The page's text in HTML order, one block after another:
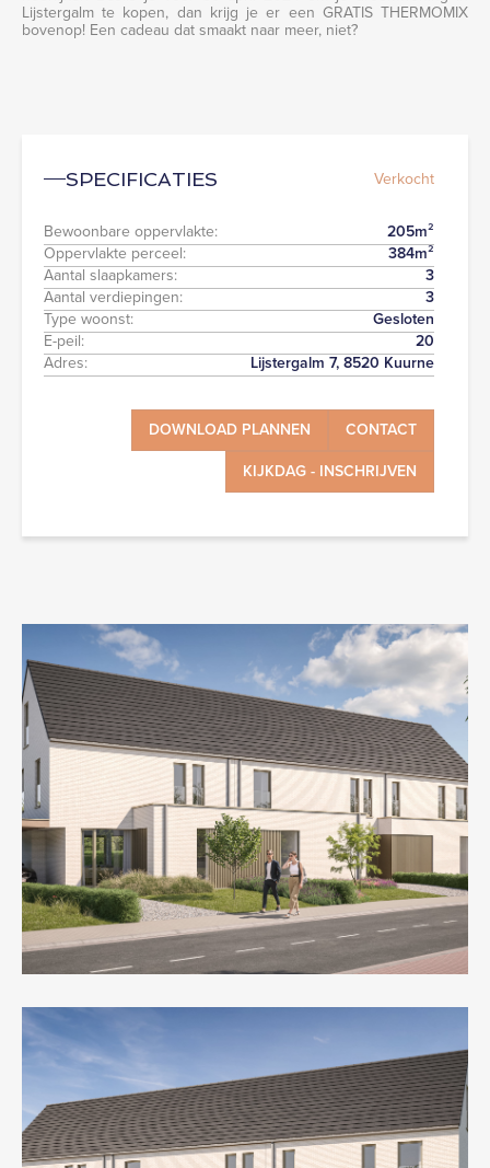
SPECIFICATIES Verkocht
Bewoonbare oppervlakte: 205m²
Oppervlakte perceel:
384m²
Aantal slaapkamers:
3
Aantal verdiepingen:
3
Type woonst:
Gesloten
E-peil:
20
Adres:
Lijstergalm 7, 8520 Kuurne
DOWNLOAD PLANNEN
CONTACT
KIJKDAG - INSCHRIJVEN
Lijstergalm te kopen, dan krijg je er een GRATIS THERMOMIX
bovenop! Een cadeau dat smaakt naar meer, niet?